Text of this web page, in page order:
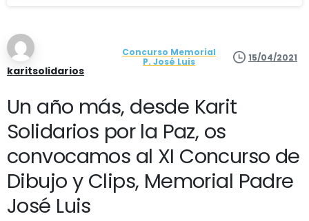
karitsolidarios
Concurso Memorial
P. José Luis
15/04/2021
Un año más, desde Karit
Solidarios por la Paz, os
convocamos al XI Concurso de
Dibujo y Clips, Memorial Padre
José Luis